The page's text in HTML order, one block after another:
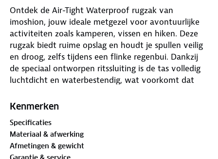
Ontdek de Air-Tight Waterproof rugzak van
imoshion, jouw ideale metgezel voor avontuurlijke
activiteiten zoals kamperen, vissen en hiken. Deze
rugzak biedt ruime opslag en houdt je spullen veilig
en droog, zelfs tijdens een flinke regenbui. Dankzij
de speciaal ontworpen ritssluiting is de tas volledig
luchtdicht en waterbestendig, wat voorkomt dat
bereiken.
Gemaakt van TPU, een combinatie van hard plastic
en zachte siliconen, is de rugzak bestand tegen
vloeistoffen zoals water, olie en vet, waardoor hij er
Kenmerken
Specificaties
Materiaal & afwerking
Afmetingen & gewicht